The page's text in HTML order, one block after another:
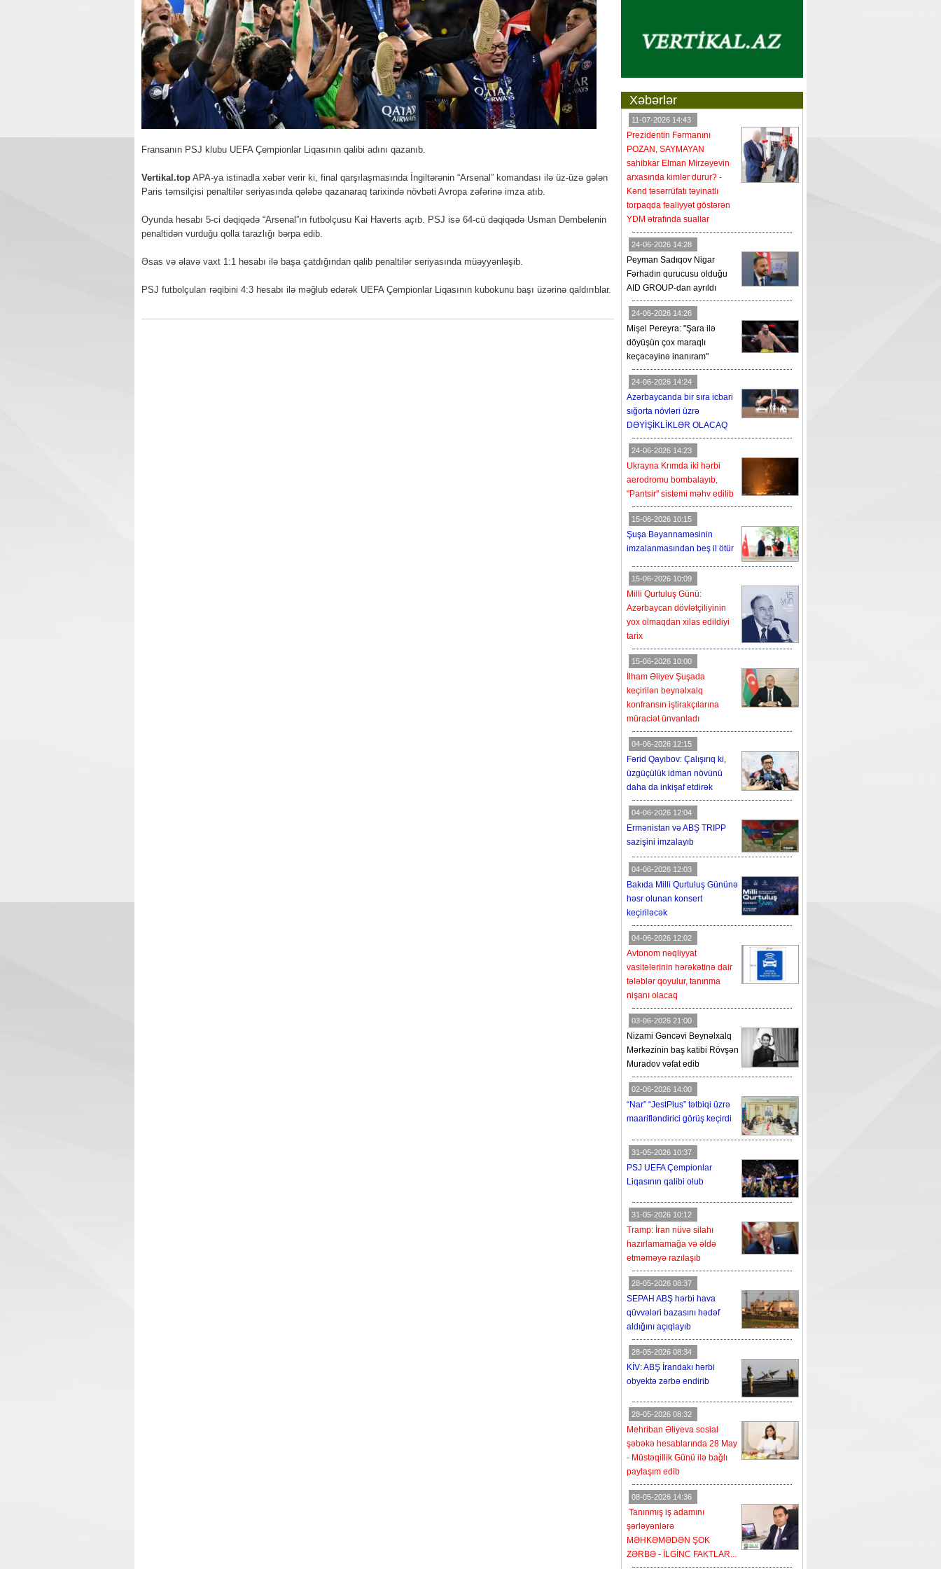
Fransanın PSJ klubu UEFA Çempionlar Liqasının qalibi adını qazanıb.
Vertikal.top APA-ya istinadla xəbər verir ki, final qarşılaşmasında İngiltərənin “Arsenal” komandası ilə üz-üzə gələn
Paris təmsilçisi penaltilər seriyasında qələbə qazanaraq tarixində növbəti Avropa zəfərinə imza atıb.
Oyunda hesabı 5-ci dəqiqədə “Arsenal”ın futbolçusu Kai Haverts açıb. PSJ isə 64-cü dəqiqədə Usman Dembelenin
penaltidən vurduğu qolla tarazlığı bərpa edib.
Əsas və əlavə vaxt 1:1 hesabı ilə başa çatdığından qalib penaltilər seriyasında müəyyənləşib.
PSJ futbolçuları rəqibini 4:3 hesabı ilə məğlub edərək UEFA Çempionlar Liqasının kubokunu başı üzərinə qaldırıblar.
Xəbərlər
11-07-2026 14:43
Prezidentin Fərmanını
POZAN, SAYMAYAN
sahibkar Elman Mirzəyevin
arxasında kimlər durur? -
Kənd təsərrüfatı təyinatlı
torpaqda fəaliyyət göstərən
YDM ətrafında suallar
24-06-2026 14:28
Peyman Sadıqov Nigar
Fərhadın qurucusu olduğu
AID GROUP-dan ayrıldı
24-06-2026 14:26
Mişel Pereyra: "Şara ilə
döyüşün çox maraqlı
keçəcəyinə inanıram"
24-06-2026 14:24
Azərbaycanda bir sıra icbari
sığorta növləri üzrə
DƏYİŞİKLİKLƏR OLACAQ
24-06-2026 14:23
Ukrayna Krımda iki hərbi
aerodromu bombalayıb,
"Pantsir" sistemi məhv edilib
15-06-2026 10:15
Şuşa Bəyannaməsinin
imzalanmasından beş il ötür
15-06-2026 10:09
Milli Qurtuluş Günü:
Azərbaycan dövlətçiliyinin
yox olmaqdan xilas edildiyi
tarix
15-06-2026 10:00
İlham Əliyev Şuşada
keçirilən beynəlxalq
konfransın iştirakçılarına
müraciət ünvanladı
04-06-2026 12:15
Fərid Qayıbov: Çalışırıq ki,
üzgüçülük idman növünü
daha da inkişaf etdirək
04-06-2026 12:04
Ermənistan və ABŞ TRIPP
sazişini imzalayıb
04-06-2026 12:03
Bakıda Milli Qurtuluş Gününə
həsr olunan konsert
keçiriləcək
04-06-2026 12:02
Avtonom nəqliyyat
vasitələrinin hərəkətinə dair
tələblər qoyulur, tanınma
nişanı olacaq
03-06-2026 21:00
Nizami Gəncəvi Beynəlxalq
Mərkəzinin baş katibi Rövşən
Muradov vəfat edib
02-06-2026 14:00
“Nar” “JestPlus” tətbiqi üzrə
maarifləndirici görüş keçirdi
31-05-2026 10:37
PSJ UEFA Çempionlar
Liqasının qalibi olub
31-05-2026 10:12
Tramp: İran nüvə silahı
hazırlamamağa və əldə
etməməyə razılaşıb
28-05-2026 08:37
SEPAH ABŞ hərbi hava
qüvvələri bazasını hədəf
aldığını açıqlayıb
28-05-2026 08:34
KİV: ABŞ İrandakı hərbi
obyektə zərbə endirib
28-05-2026 08:32
Mehriban Əliyeva sosial
şəbəkə hesablarında 28 May
- Müstəqillik Günü ilə bağlı
paylaşım edib
08-05-2026 14:36
Tanınmış iş adamını
şərləyənlərə
MƏHKƏMƏDƏN ŞOK
ZƏRBƏ - İLGİNC FAKTLAR...